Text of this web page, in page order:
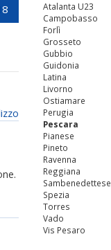
Atalanta U23
Campobasso
Forlì
Grosseto
Gubbio
Guidonia
Latina
Livorno
Ostiamare
Perugia
Pescara
Pianese
Pineto
Ravenna
Reggiana
Sambenedettese
Spezia
Torres
Vado
Vis Pesaro